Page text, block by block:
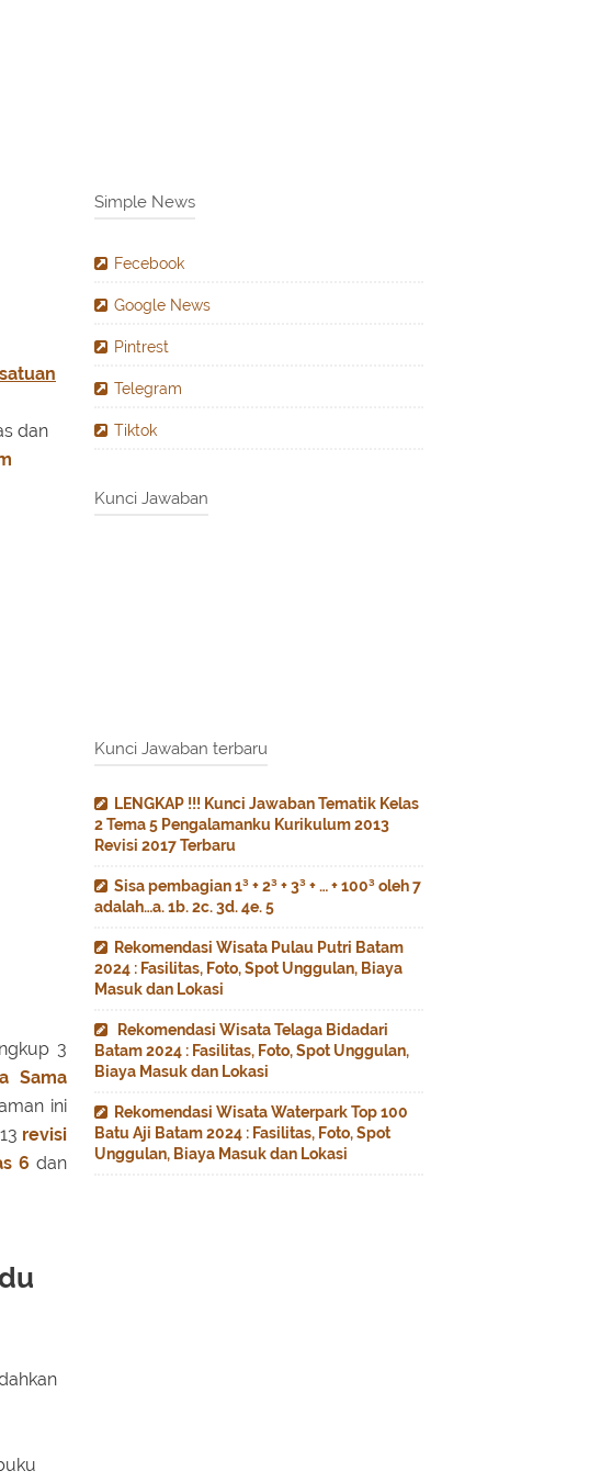
dan
3
Sama
ini
revisi
6 dan
Simple News
Fecebook
Google News
Pintrest
Telegram
Tiktok
Kunci Jawaban
Kunci Jawaban terbaru
LENGKAP !!! Kunci Jawaban Tematik Kelas
2 Tema 5 Pengalamanku Kurikulum 2013
Revisi 2017 Terbaru
Sisa pembagian 1³ + 2³ + 3³ + … + 100³ oleh 7
adalah…a. 1b. 2c. 3d. 4e. 5
Rekomendasi Wisata Pulau Putri Batam
2024 : Fasilitas, Foto, Spot Unggulan, Biaya
Masuk dan Lokasi
Rekomendasi Wisata Telaga Bidadari
Batam 2024 : Fasilitas, Foto, Spot Unggulan,
Biaya Masuk dan Lokasi
Rekomendasi Wisata Waterpark Top 100
Batu Aji Batam 2024 : Fasilitas, Foto, Spot
Unggulan, Biaya Masuk dan Lokasi